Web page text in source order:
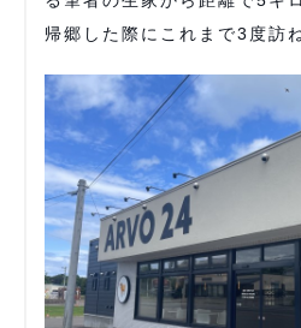
帰郷した際にこれまで3度訪